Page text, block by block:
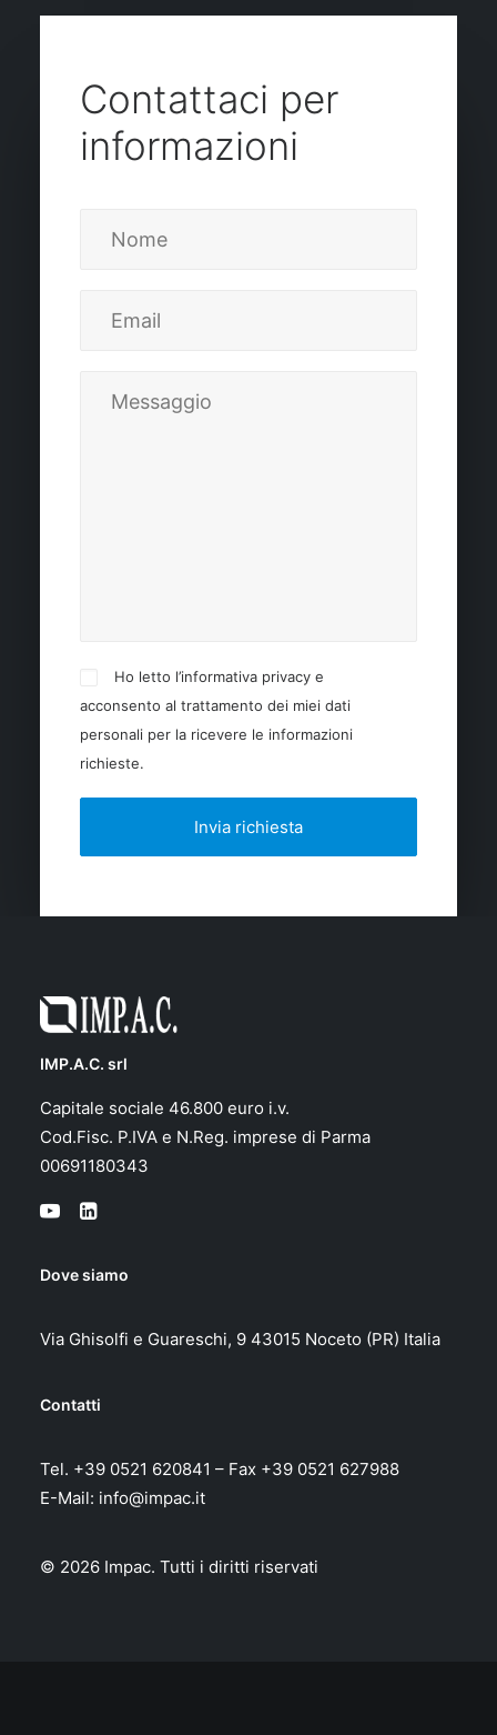
Contattaci per
informazioni
Ho letto l’informativa privacy e
acconsento al trattamento dei miei dati
personali per la ricevere le informazioni
richieste.
IMP.A.C. srl
Capitale sociale 46.800 euro i.v.
Cod.Fisc. P.IVA e N.Reg. imprese di Parma
00691180343
Dove siamo
Via Ghisolfi e Guareschi, 9 43015 Noceto (PR) Italia
Contatti
Tel. +39 0521 620841 – Fax +39 0521 627988
E-Mail: info@impac.it
© 2026 Impac. Tutti i diritti riservati